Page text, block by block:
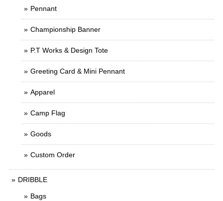
Pennant
Championship Banner
P.T Works & Design Tote
Greeting Card & Mini Pennant
Apparel
Camp Flag
Goods
Custom Order
DRIBBLE
Bags